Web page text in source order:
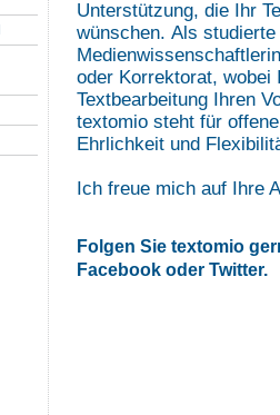
Unterstützung, die Ihr
wünschen. Als
oder Korrektorat, wobei
Textbearbeitung Ihren
textomio steht für
Ehrlichkeit und
Ich freue mich auf Ihre
Folgen Sie textomio
Facebook oder Twitter.